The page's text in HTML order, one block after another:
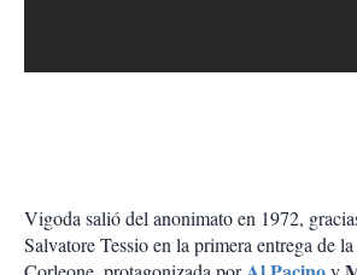
Vigoda salió del anonimato en 1972,
Salvatore Tessio en la primera entrega de